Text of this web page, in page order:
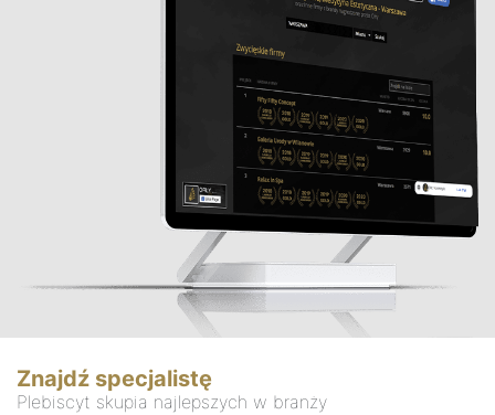
Znajdź specjalistę
Plebiscyt skupia najlepszych w branży